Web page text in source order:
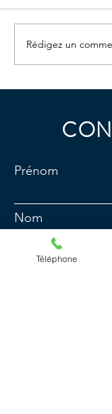
Rédigez un
Prénom
Nom
E-mailTéléphone